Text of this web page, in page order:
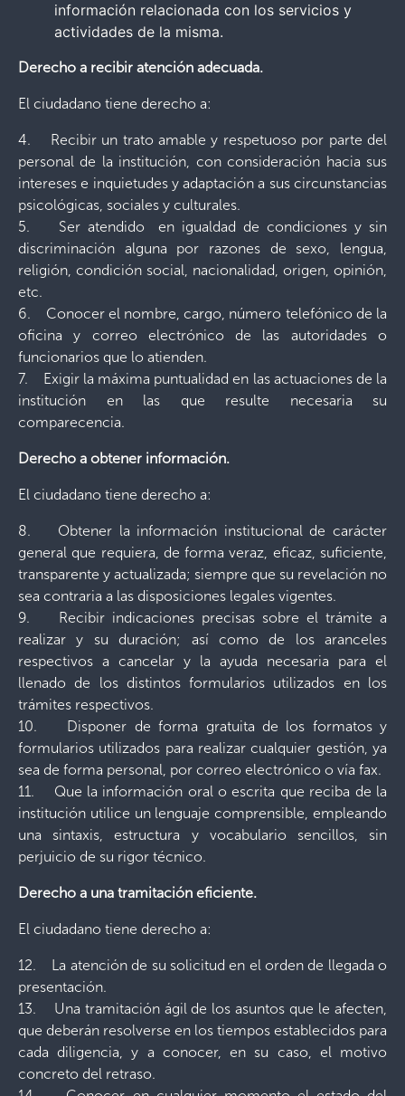
información relacionada con los servicios y
actividades de la misma.
Derecho a recibir atención adecuada.
El ciudadano tiene derecho a:
4. Recibir un trato amable y respetuoso por parte del
personal de la institución, con consideración hacia sus
intereses e inquietudes y adaptación a sus circunstancias
psicológicas, sociales y culturales.
5. Ser atendido en igualdad de condiciones y sin
discriminación alguna por razones de sexo, lengua,
religión, condición social, nacionalidad, origen, opinión,
etc.
6. Conocer el nombre, cargo, número telefónico de la
oficina y correo electrónico de las autoridades o
funcionarios que lo atienden.
7. Exigir la máxima puntualidad en las actuaciones de la
institución en las que resulte necesaria su
comparecencia.
Derecho a obtener información.
El ciudadano tiene derecho a:
8. Obtener la información institucional de carácter
general que requiera, de forma veraz, eficaz, suficiente,
transparente y actualizada; siempre que su revelación no
sea contraria a las disposiciones legales vigentes.
9. Recibir indicaciones precisas sobre el trámite a
realizar y su duración; así como de los aranceles
respectivos a cancelar y la ayuda necesaria para el
llenado de los distintos formularios utilizados en los
trámites respectivos.
10. Disponer de forma gratuita de los formatos y
formularios utilizados para realizar cualquier gestión, ya
sea de forma personal, por correo electrónico o vía fax.
11. Que la información oral o escrita que reciba de la
institución utilice un lenguaje comprensible, empleando
una sintaxis, estructura y vocabulario sencillos, sin
perjuicio de su rigor técnico.
Derecho a una tramitación eficiente.
El ciudadano tiene derecho a:
12. La atención de su solicitud en el orden de llegada o
presentación.
13. Una tramitación ágil de los asuntos que le afecten,
que deberán resolverse en los tiempos establecidos para
cada diligencia, y a conocer, en su caso, el motivo
concreto del retraso.